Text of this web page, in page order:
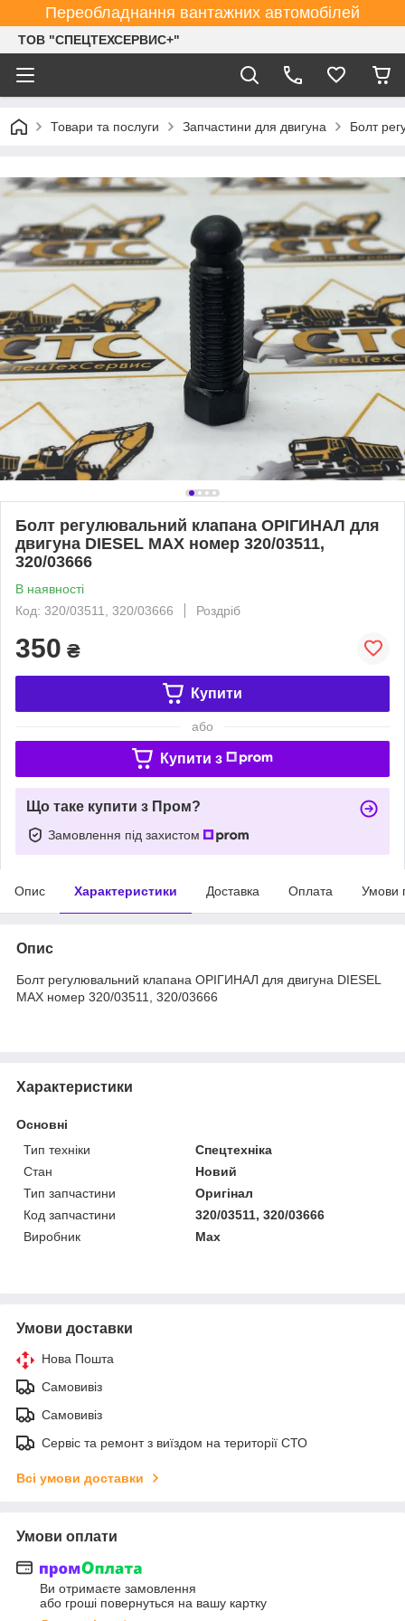
Переобладнання вантажних автомобілей
ТОВ "СПЕЦТЕХСЕРВИС+"
Товари та послуги Запчастини для двигуна Болт
Болт регулювальний клапана ОРІГИНАЛ для
двигуна DIESEL MAX номер 320/03511,
320/03666
В наявності
Код: 320/03511, 320/03666
Роздріб
350 ₴
Купити
або
Купити з
Що таке купити з Пром?
Замовлення під захистом
Опис Характеристики Доставка Оплата Умови
Опис
Болт регулювальний клапана ОРІГИНАЛ для двигуна DIESEL
MAX номер 320/03511, 320/03666
Характеристики
Основні
Тип техніки
Спецтехніка
Стан
Новий
Тип запчастини
Оригінал
Код запчастини
320/03511, 320/03666
Виробник
Max
Умови доставки
Нова Пошта
Самовивіз
Самовивіз
Сервіс та ремонт з виїздом на території СТО
Всі умови доставки
Умови оплати
Ви отримаєте замовлення
або гроші повернуться на вашу картку